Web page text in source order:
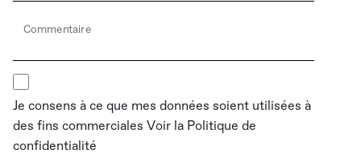
Commentaire
Je consens à ce que mes données soient utilisées à
des fins commerciales Voir la Politique de
confidentialité